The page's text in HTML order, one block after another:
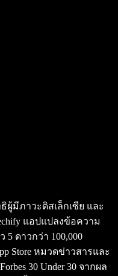
มีภาวะดิสเล็กเซีย และ
แอปแปลงข้อความ
5 ดาวกว่า 100,000
Store หมวดข่าวสารและ
30 Under 30 จากผล